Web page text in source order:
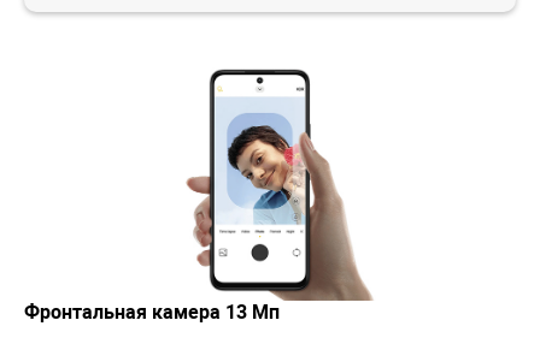
Фронтальная камера 13 Мп